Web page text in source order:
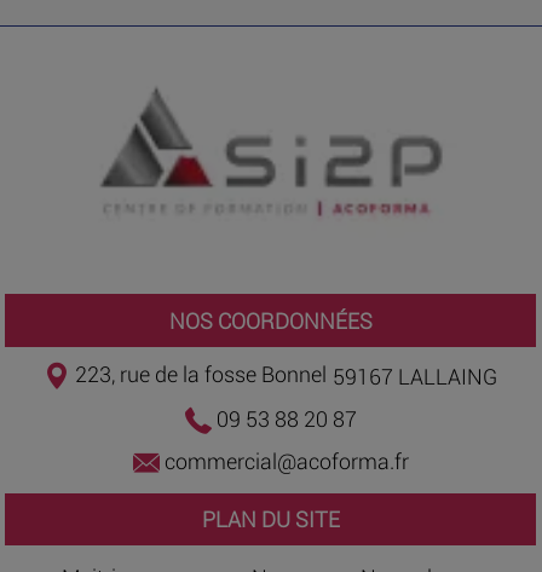
NOS COORDONNÉES
223, rue de la fosse Bonnel 59167 LALLAING
09 53 88 20 87
commercial@acoforma.fr
PLAN DU SITE